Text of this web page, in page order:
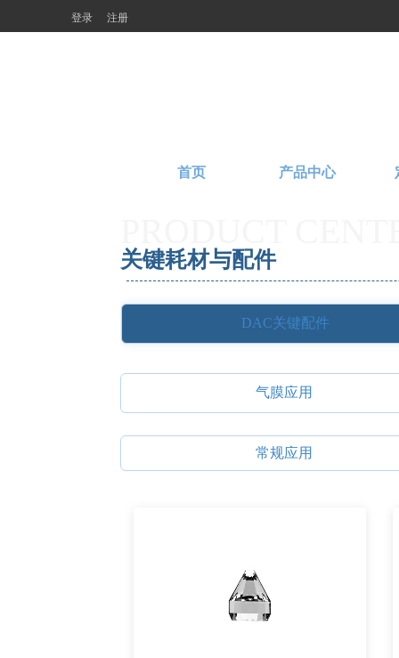
登录 注册
首页 产品中心
关键耗材与配件
DAC关键配件
气膜应用
常规应用